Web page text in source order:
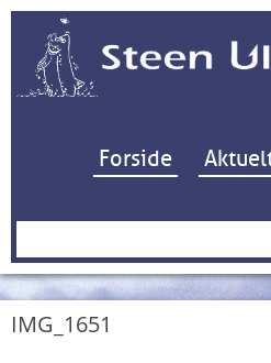
Forside
Søg
IMG_1651